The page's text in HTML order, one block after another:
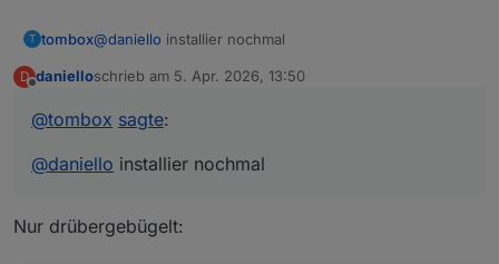
T tombox@daniello installier nochmal
D danielloschrieb am 5. Apr. 2026, 13:50
zuletzt editiert von
@tombox sagte:
@daniello installier nochmal
Nur drübergebügelt: